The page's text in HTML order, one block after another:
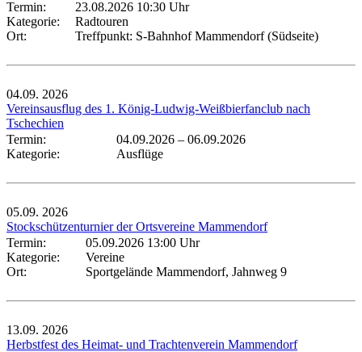
Termin:
23.08.2026 10:30 Uhr
Kategorie:
Radtouren
Ort:
Treffpunkt: S-Bahnhof Mammendorf (Südseite)
04.09. 2026
Vereinsausflug des 1. König-Ludwig-Weißbierfanclub nach
Tschechien
Termin:
04.09.2026 – 06.09.2026
Kategorie:
Ausflüge
05.09. 2026
Stockschützenturnier der Ortsvereine Mammendorf
Termin:
05.09.2026 13:00 Uhr
Kategorie:
Vereine
Ort:
Sportgelände Mammendorf, Jahnweg 9
13.09. 2026
Herbstfest des Heimat- und Trachtenverein Mammendorf